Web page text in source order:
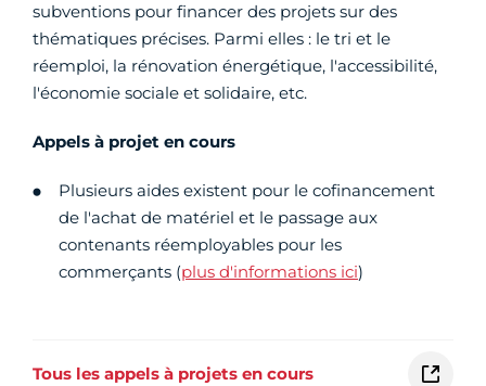
subventions pour financer des projets sur des
thématiques précises. Parmi elles : le tri et le
réemploi, la rénovation énergétique, l'accessibilité,
l'économie sociale et solidaire, etc.
Appels à projet en cours
Plusieurs aides existent pour le cofinancement
de l'achat de matériel et le passage aux
contenants réemployables pour les
commerçants (plus d'informations ici)
Tous les appels à projets en cours